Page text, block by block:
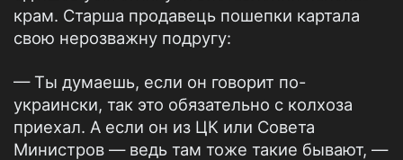
крам. Старша продавець пошепки картала
свою нерозважну подругу:
— Ты думаешь, если он говорит по-
украински, так это обязательно с колхоза
приехал. А если он из ЦК или Совета
Министров — ведь там тоже такие бывают, —